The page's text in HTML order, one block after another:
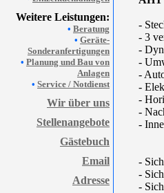
Weitere Leistungen:
• Beratung
• Geräte-
Sonderanfertigungen
• Planung und Bau von
Anlagen
• Service / Notdienst
Wir über uns
Stellenangebote
Gästebuch
Email
Adresse
-
- 3
-
-
-
-
-
-
-
-
-
-